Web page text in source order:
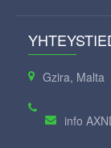
Gzira, Malta
info